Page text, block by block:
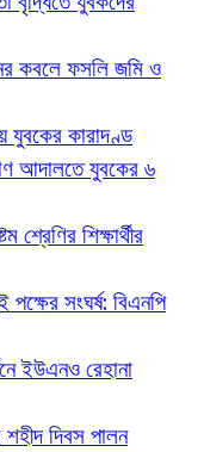
কবলে ফসলি জমি ও
যুবকের কারাদণ্ড
আদালতে যুবকের ৬
শিক্ষার্থীর
সংঘর্ষ: বিএনপি
ইউএনও রেহানা
দিবস পালন